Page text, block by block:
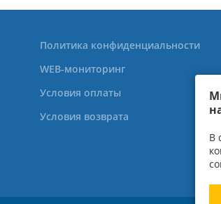
В
Политика конфиденциальности
WEB-мониторинг
Условия оплаты
Условия возврата